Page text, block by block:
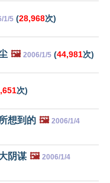
1/5 (28,968次)
🖼️ 2006/1/5 (44,981次)
次)
想到的 🖼️ 2006/1/4
阴谋 🖼️ 2006/1/4